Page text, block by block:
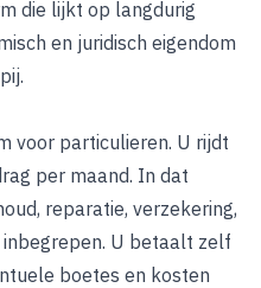
die lijkt op langdurig
en juridisch eigendom
voor particulieren. U rijdt
per maand. In dat
reparatie, verzekering,
U betaalt zelf
boetes en kosten